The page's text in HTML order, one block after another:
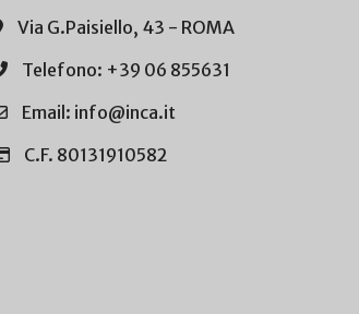
Via G.Paisiello, 43 - ROMA
Telefono: +39 06 855631
Email: info@inca.it
C.F. 80131910582